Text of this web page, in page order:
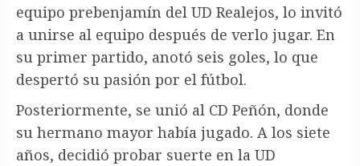
equipo prebenjamín del UD Realejos, lo invitó
a unirse al equipo después de verlo jugar. En
su primer partido, anotó seis goles, lo que
despertó su pasión por el fútbol.
Posteriormente, se unió al CD Peñón, donde
su hermano mayor había jugado. A los siete
años, decidió probar suerte en la UD